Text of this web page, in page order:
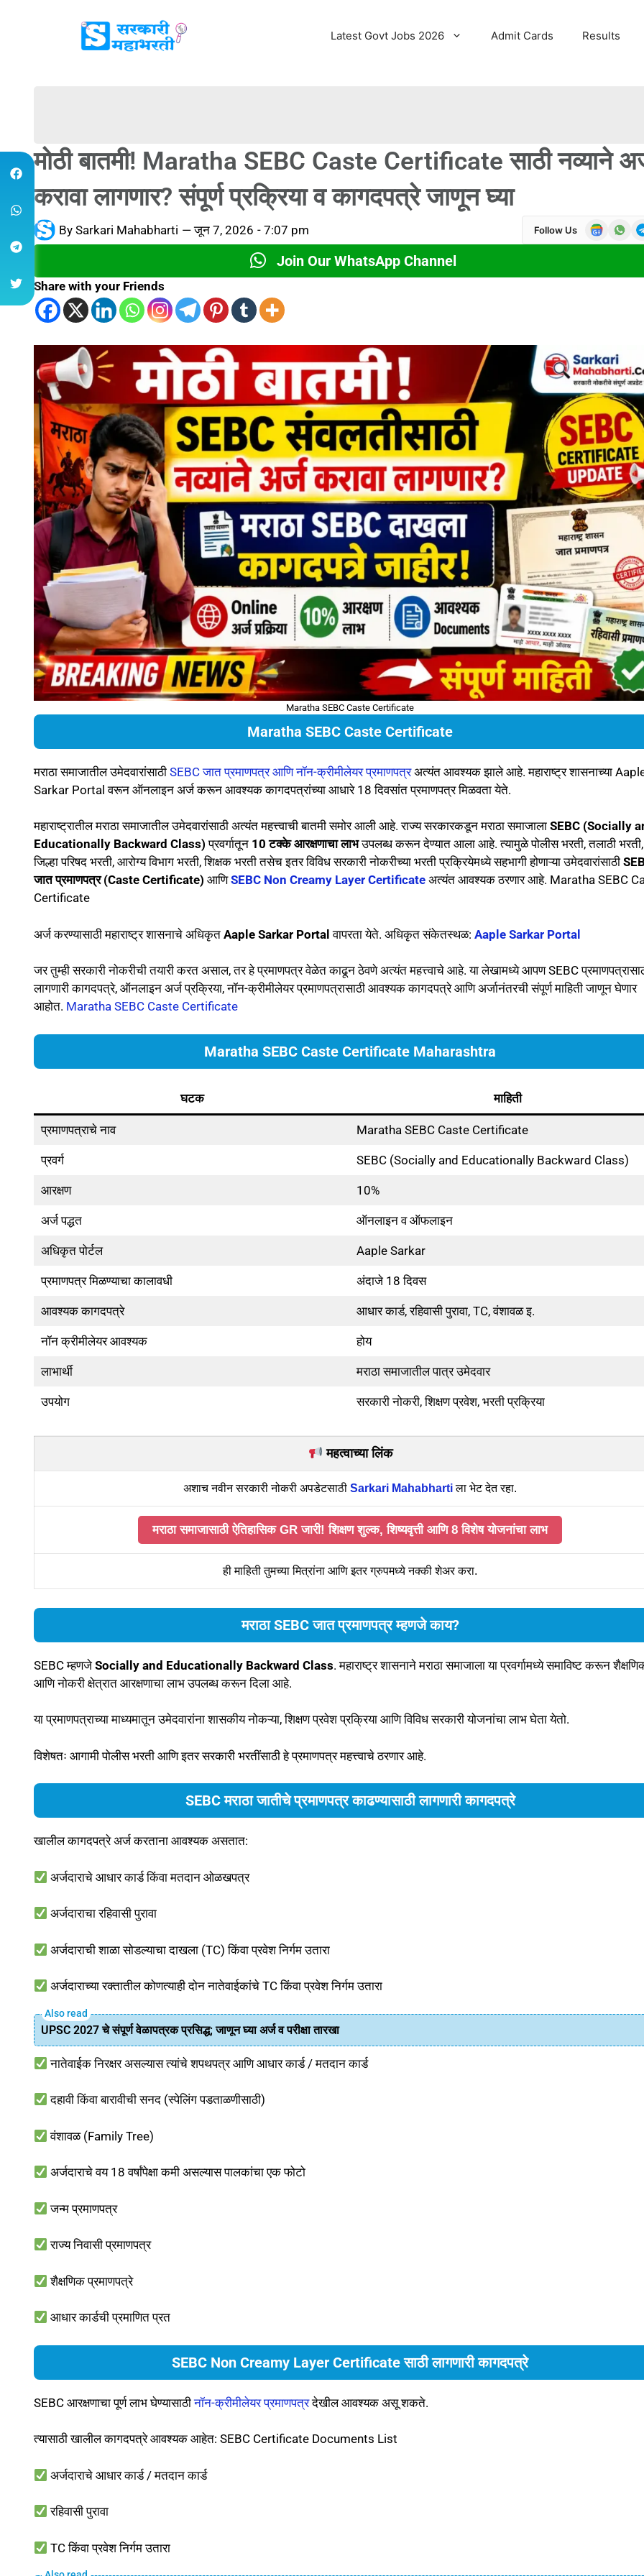
Latest Govt Jobs 2026 Admit Cards Results
मोठी बातमी! Maratha SEBC Caste Certificate साठी नव्याने
करावा लागणार? संपूर्ण प्रक्रिया व कागदपत्रे जाणून घ्या
By Sarkari Mahabharti — जून 7, 2026 - 7:07 pm Follow Us
Join Our WhatsApp Channel
Share with your Friends
Maratha SEBC Caste Certificate
Maratha SEBC Caste Certificate
मराठा समाजातील उमेदवारांसाठी SEBC जात प्रमाणपत्र आणि नॉन-क्रीमीलेयर प्रमाणपत्रअत्यंत आवश्यक झाले आहे. महाराष्ट्र शासनाच्या
Sarkar Portal वरून ऑनलाइन अर्ज करून आवश्यक कागदपत्रांच्या आधारे 18 दिवसांत प्रमाणपत्र मिळवता येते.
महाराष्ट्रातील मराठा समाजातील उमेदवारांसाठी अत्यंत महत्त्वाची बातमी समोर आली आहे. राज्य सरकारकडून मराठा समाजाला SEBC (Socially
Educationally Backward Class) प्रवर्गातून 10 टक्के आरक्षणाचा लाभउपलब्ध करून देण्यात आला आहे. त्यामुळे पोलीस भरती, तलाठी भरती,
जिल्हा परिषद भरती, आरोग्य विभाग भरती, शिक्षक भरती तसेच इतर विविध सरकारी नोकरीच्या भरती प्रक्रियेमध्ये सहभागी होणाऱ्या उमेदवारांसाठी
जात प्रमाणपत्र (Caste Certificate) आणिSEBC Non Creamy Layer Certificate अत्यंत आवश्यक ठरणार आहे. Maratha SEBC
Certificate
अर्ज करण्यासाठी महाराष्ट्र शासनाचे अधिकृत Aaple Sarkar Portal वापरता येते. अधिकृत संकेतस्थळ: Aaple Sarkar Portal
जर तुम्ही सरकारी नोकरीची तयारी करत असाल, तर हे प्रमाणपत्र वेळेत काढून ठेवणे अत्यंत महत्त्वाचे आहे. या लेखामध्ये आपण SEBC
लागणारी कागदपत्रे, ऑनलाइन अर्ज प्रक्रिया, नॉन-क्रीमीलेयर प्रमाणपत्रासाठी आवश्यक कागदपत्रे आणि अर्जानंतरची संपूर्ण माहिती जाणून घेणार
आहोत. Maratha SEBC Caste Certificate
Maratha SEBC Caste Certificate Maharashtra
घटक माहिती
प्रमाणपत्राचे नाव Maratha SEBC Caste Certificate
प्रवर्ग SEBC (Socially and Educationally Backward Class)
आरक्षण 10%
अर्ज पद्धत ऑनलाइन व ऑफलाइन
अधिकृत पोर्टल Aaple Sarkar
प्रमाणपत्र मिळण्याचा कालावधी अंदाजे 18 दिवस
आवश्यक कागदपत्रे आधार कार्ड, रहिवासी पुरावा, TC, वंशावळ इ.
नॉन क्रीमीलेयर आवश्यक होय
लाभार्थी मराठा समाजातील पात्र उमेदवार
उपयोग सरकारी नोकरी, शिक्षण प्रवेश, भरती प्रक्रिया
महत्वाच्या लिंक
अशाच नवीन सरकारी नोकरी अपडेटसाठी Sarkari Mahabhartiला भेट देत रहा.
मराठा समाजासाठी ऐतिहासिक GR जारी! शिक्षण शुल्क, शिष्यवृत्ती आणि 8 विशेष योजनांचा लाभ
ही माहिती तुमच्या मित्रांना आणि इतर ग्रुपमध्ये नक्की शेअर करा.
मराठा SEBC जात प्रमाणपत्र म्हणजे काय?
SEBC म्हणजेSocially and Educationally Backward Class. महाराष्ट्र शासनाने मराठा समाजाला या प्रवर्गामध्ये समाविष्ट करून
आणि नोकरी क्षेत्रात आरक्षणाचा लाभ उपलब्ध करून दिला आहे.
या प्रमाणपत्राच्या माध्यमातून उमेदवारांना शासकीय नोकऱ्या, शिक्षण प्रवेश प्रक्रिया आणि विविध सरकारी योजनांचा लाभ घेता येतो.
विशेषतः आगामी पोलीस भरती आणि इतर सरकारी भरतींसाठी हे प्रमाणपत्र महत्त्वाचे ठरणार आहे.
SEBC मराठा जातीचे प्रमाणपत्र काढण्यासाठी लागणारी कागदपत्रे
खालील कागदपत्रे अर्ज करताना आवश्यक असतात:
अर्जदाराचे आधार कार्ड किंवा मतदान ओळखपत्र
अर्जदाराचा रहिवासी पुरावा
अर्जदाराची शाळा सोडल्याचा दाखला (TC) किंवा प्रवेश निर्गम उतारा
अर्जदाराच्या रक्तातील कोणत्याही दोन नातेवाईकांचे TC किंवा प्रवेश निर्गम उतारा
UPSC 2027 चे संपूर्ण वेळापत्रक प्रसिद्ध; जाणून घ्या अर्ज व परीक्षा तारखा
नातेवाईक निरक्षर असल्यास त्यांचे शपथपत्र आणि आधार कार्ड / मतदान कार्ड
दहावी किंवा बारावीची सनद (स्पेलिंग पडताळणीसाठी)
वंशावळ (Family Tree)
अर्जदाराचे वय 18 वर्षांपेक्षा कमी असल्यास पालकांचा एक फोटो
जन्म प्रमाणपत्र
राज्य निवासी प्रमाणपत्र
शैक्षणिक प्रमाणपत्रे
आधार कार्डची प्रमाणित प्रत
SEBC Non Creamy Layer Certificate साठी लागणारी कागदपत्रे
SEBC आरक्षणाचा पूर्ण लाभ घेण्यासाठीनॉन-क्रीमीलेयर प्रमाणपत्रदेखील आवश्यक असू शकते.
त्यासाठी खालील कागदपत्रे आवश्यक आहेत: SEBC Certificate Documents List
अर्जदाराचे आधार कार्ड / मतदान कार्ड
रहिवासी पुरावा
TC किंवा प्रवेश निर्गम उतारा